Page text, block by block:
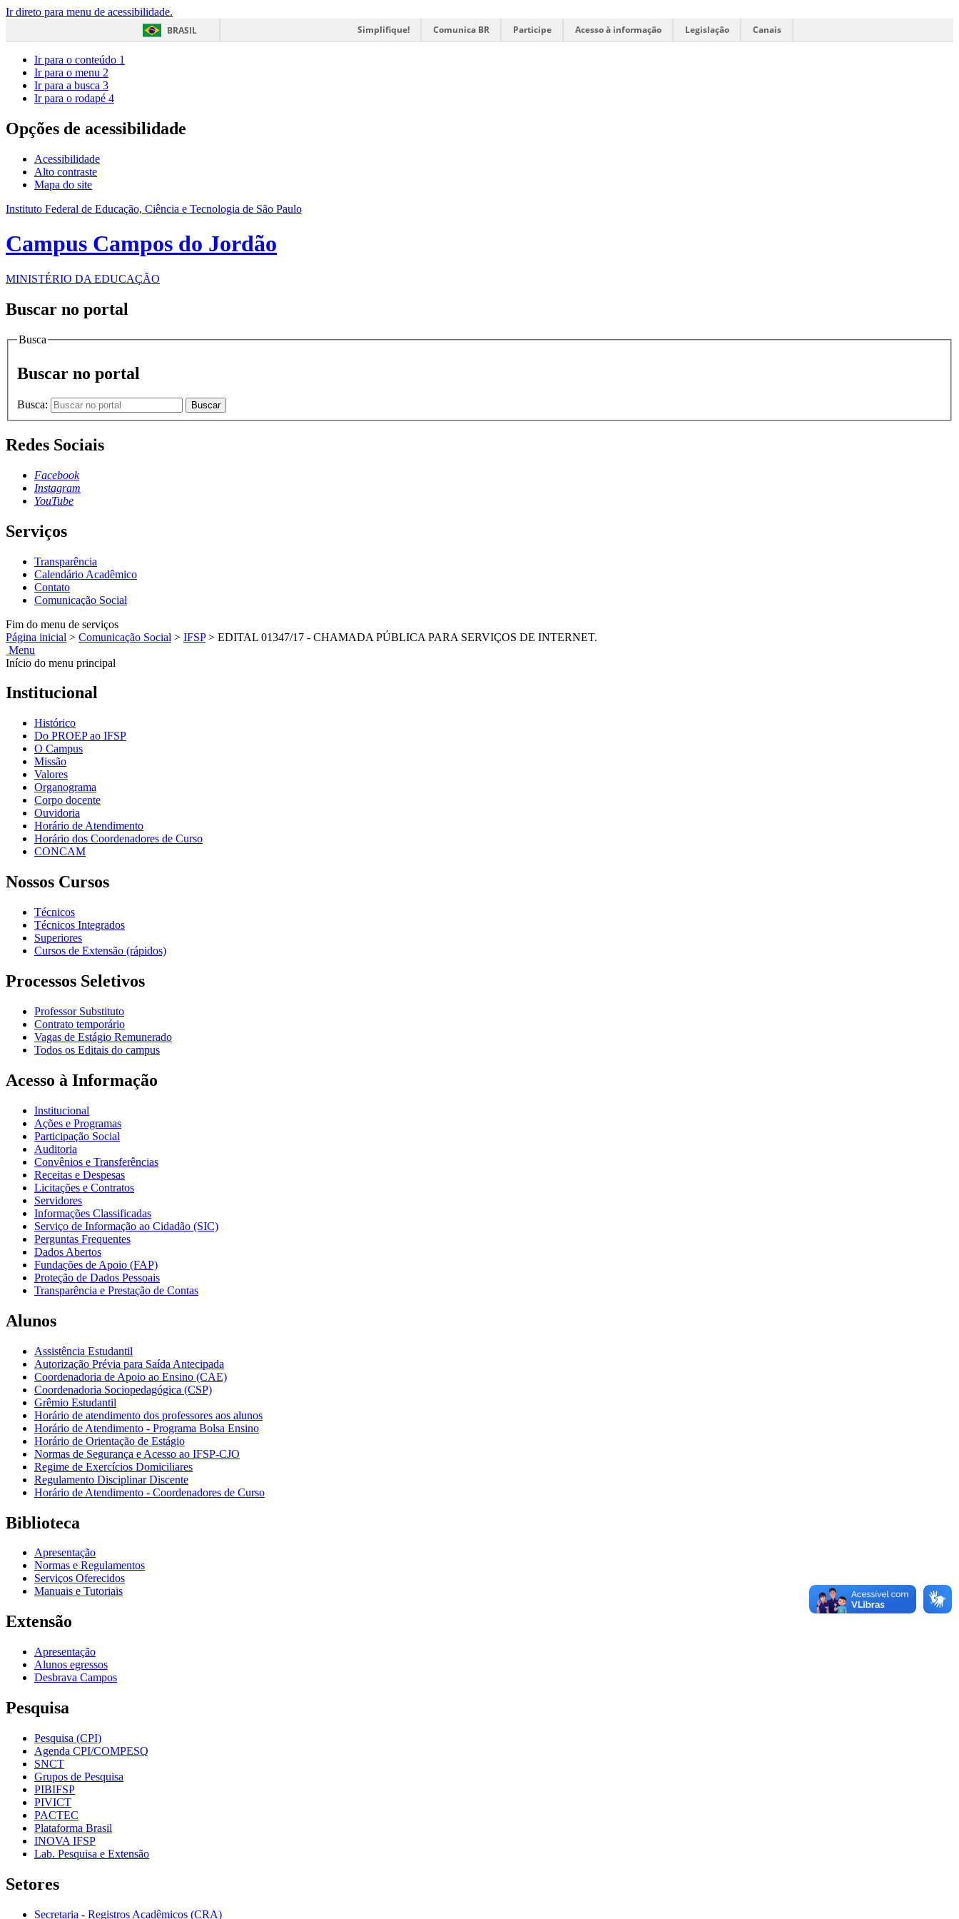
Ir direto para menu de acessibilidade.
BRASIL
Simplifique! Comunica BR Participe Acesso à informação Legislação Canais
Ir para o conteúdo 1
Ir para o menu 2
Ir para a busca 3
Ir para o rodapé 4
Opções de acessibilidade
Acessibilidade
Alto contraste
Mapa do site
Instituto Federal de Educação, Ciência e Tecnologia de São Paulo
Campus Campos do Jordão
MINISTÉRIO DA EDUCAÇÃO
Buscar no portal
Busca
Buscar no portal
Busca: Buscar
Redes Sociais
Facebook
Instagram
YouTube
Serviços
Transparência
Calendário Acadêmico
Contato
Comunicação Social
Fim do menu de serviços
Página inicial > Comunicação Social > IFSP > EDITAL 01347/17 - CHAMADA PÚBLICA PARA SERVIÇOS DE INTERNET.
Menu
Início do menu principal
Institucional
Histórico
Do PROEP ao IFSP
O Campus
Missão
Valores
Organograma
Corpo docente
Ouvidoria
Horário de Atendimento
Horário dos Coordenadores de Curso
CONCAM
Nossos Cursos
Técnicos
Técnicos Integrados
Superiores
Cursos de Extensão (rápidos)
Processos Seletivos
Professor Substituto
Contrato temporário
Vagas de Estágio Remunerado
Todos os Editais do campus
Acesso à Informação
Institucional
Ações e Programas
Participação Social
Auditoria
Convênios e Transferências
Receitas e Despesas
Licitações e Contratos
Servidores
Informações Classificadas
Serviço de Informação ao Cidadão (SIC)
Perguntas Frequentes
Dados Abertos
Fundações de Apoio (FAP)
Proteção de Dados Pessoais
Transparência e Prestação de Contas
Alunos
Assistência Estudantil
Autorização Prévia para Saída Antecipada
Coordenadoria de Apoio ao Ensino (CAE)
Coordenadoria Sociopedagógica (CSP)
Grêmio Estudantil
Horário de atendimento dos professores aos alunos
Horário de Atendimento - Programa Bolsa Ensino
Horário de Orientação de Estágio
Normas de Segurança e Acesso ao IFSP-CJO
Regime de Exercícios Domiciliares
Regulamento Disciplinar Discente
Horário de Atendimento - Coordenadores de Curso
Biblioteca
Apresentação
Normas e Regulamentos
Serviços Oferecidos
Manuais e Tutoriais
Extensão
Apresentação
Alunos egressos
Desbrava Campos
Pesquisa
Pesquisa (CPI)
Agenda CPI/COMPESQ
SNCT
Grupos de Pesquisa
PIBIFSP
PIVICT
PACTEC
Plataforma Brasil
INOVA IFSP
Lab. Pesquisa e Extensão
Setores
Secretaria - Registros Acadêmicos (CRA)